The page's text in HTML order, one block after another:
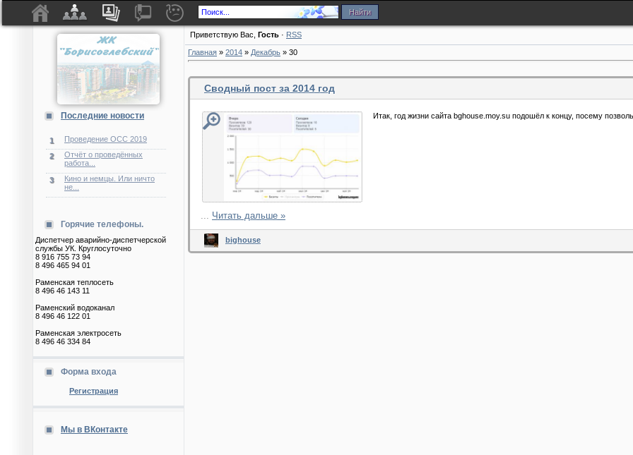
Последние новости
1
Проведение ОСС 2019
2
Отчёт о проведённых
работа...
3
Кино и немцы. Или ничто
не...
Горячие телефоны.
Диспетчер аварийно-диспетчерской
службы УК. Круглосуточно
8 916 755 73 94
8 496 465 94 01
Раменская теплосеть
8 496 46 143 11
Раменский водоканал
8 496 46 122 01
Раменская электросеть
8 496 46 334 84
Форма входа
Регистрация
Мы в ВКонтакте
Приветствую Вас Гость · RSS
Главная » 2014 » Декабрь » 30
Сводный пост за 2014 год
Итак, год жизни сайта bghouse.moy.su подошёл к концу, посему
... Читать дальше »
bighouse